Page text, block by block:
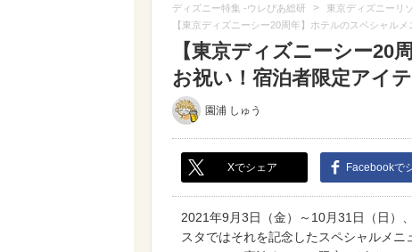
ディズニー特集 -ウレぴあ総研 > 東京ディズニーリ
【東京ディズニーシー20周年】ホテルのスペシャル
【東京ディズニーシー
お祝い！宿泊者限定アイ
園浦 しゅう
Xでシェア Facebookで
2021年9月3日（金）～10月31日（日）
スタではそれを記念したスペシャルメ